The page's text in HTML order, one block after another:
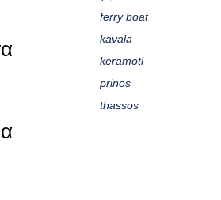
ferry boat
kavala
keramoti
prinos
thassos